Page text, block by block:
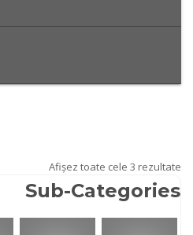
Sub-Categories
Afișez toate cele 3 rezultate